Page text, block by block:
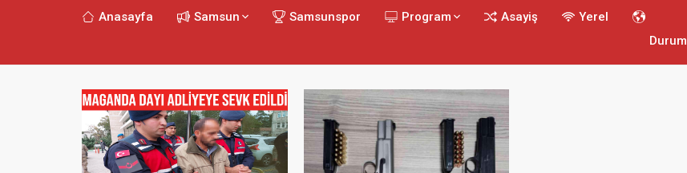
Anasayfa Samsun Samsunspor Program Asayiş Yerel
Durum